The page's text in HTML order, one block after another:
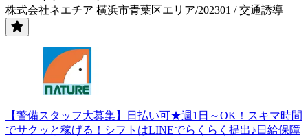
株式会社ネエチア 横浜市青葉区エリア/202301 / 交通誘導
【警備スタッフ大募集】日払い可★週1日～OK！スキマ時間
でサクッと稼げる！シフトはLINEでらくらく提出♪日給保障